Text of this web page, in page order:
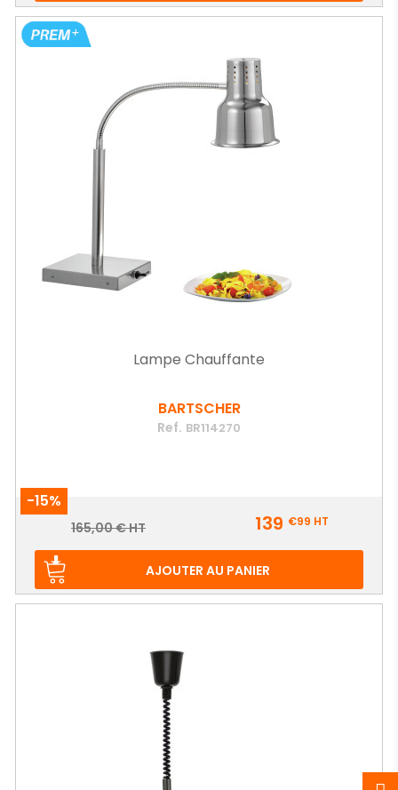
Lampe Chauffante
BARTSCHER
Ref. BR114270
-15%
Prix
Prix
165,00 € HT 139 €99 HT
AJOUTER AU PANIER